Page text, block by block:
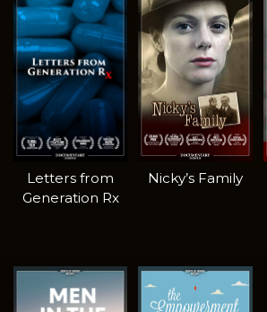
Letters from
Generation Rx
Nicky’s Family